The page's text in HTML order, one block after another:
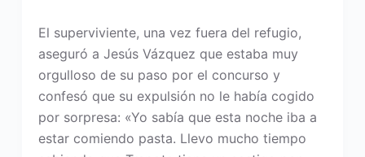
El superviviente, una vez fuera del refugio,
aseguró a Jesús Vázquez que estaba muy
orgulloso de su paso por el concurso y
confesó que su expulsión no le había cogido
por sorpresa: «Yo sabía que esta noche iba a
estar comiendo pasta. Llevo mucho tiempo